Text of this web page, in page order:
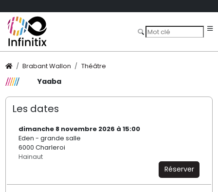
Brabant Wallon Théâtre
Yaaba
Les dates
dimanche 8 novembre 2026 à 15:00
Eden - grande salle
6000 Charleroi
Hainaut
Réserver